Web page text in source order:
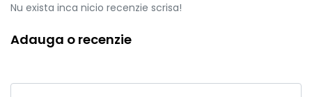
Nu exista inca nicio recenzie scrisa!
Adauga o recenzie